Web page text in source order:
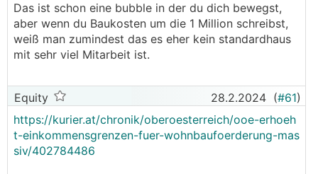
In OÖ gelten für die Landesförderung folgende
Grenzen:
bei einer Person: 39.000 Euro
bei zwei Personen: 65.000 Euro
Bei einer Überschreitung um maximal 30%
reduziert sich der Betrag um 75%.
Dies bedeutet, dass eine Familie ab einem
Jahreseinkommen mit 100.000€ besispielweise
Das ist schon eine bubble in der du dich bewegst,
aber wenn du Baukosten um die 1 Million schreibst,
weiß man zumindest das es eher kein standardhaus
mit sehr viel Mitarbeit ist.
Equity 28.2.2024 (#61)
https://kurier.at/chronik/oberoesterreich/ooe-erhoeh
t-einkommensgrenzen-fuer-wohnbaufoerderung-mas
siv/402784486